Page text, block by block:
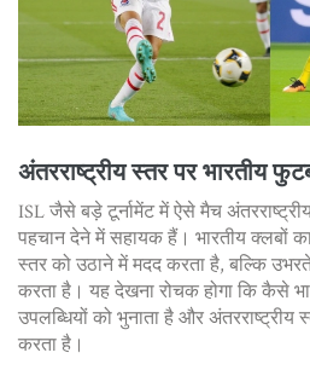
अंतरराष्ट्रीय स्तर पर भारतीय
ISL जैसे बड़े टूर्नामेंट में ऐसे मैच
पहचान देने में सहायक हैं। भारतीय क्लबों
स्तर को उठाने में मदद करता है, बल्कि
करता है। यह देखना रोचक होगा कि कैसे
उपलब्धियों को भुनाता है और
करता है।